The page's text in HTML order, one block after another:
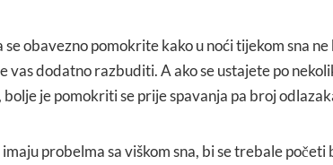
se obavezno pomokrite kako u noći tijekom sna
vas dodatno razbuditi. A ako se ustajete po
bolje je pomokriti se prije spavanja pa broj
probelma sa viškom sna, bi se trebale početi